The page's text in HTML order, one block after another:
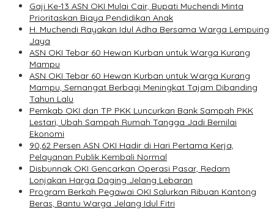
Gaji Ke-13 ASN OKI Mulai Cair, Bupati Muchendi Minta
Prioritaskan Biaya Pendidikan Anak
H. Muchendi Rayakan Idul Adha Bersama Warga Lempuing
Jaya
ASN OKI Tebar 60 Hewan Kurban untuk Warga Kurang
Mampu
ASN OKI Tebar 60 Hewan Kurban untuk Warga Kurang
Mampu, Semangat Berbagi Meningkat Tajam Dibanding
Tahun Lalu
Pemkab OKI dan TP PKK Luncurkan Bank Sampah PKK
Lestari, Ubah Sampah Rumah Tangga Jadi Bernilai
Ekonomi
90,62 Persen ASN OKI Hadir di Hari Pertama Kerja,
Pelayanan Publik Kembali Normal
Disbunnak OKI Gencarkan Operasi Pasar, Redam
Lonjakan Harga Daging Jelang Lebaran
Program Berkah Pegawai OKI Salurkan Ribuan Kantong
Beras, Bantu Warga Jelang Idul Fitri